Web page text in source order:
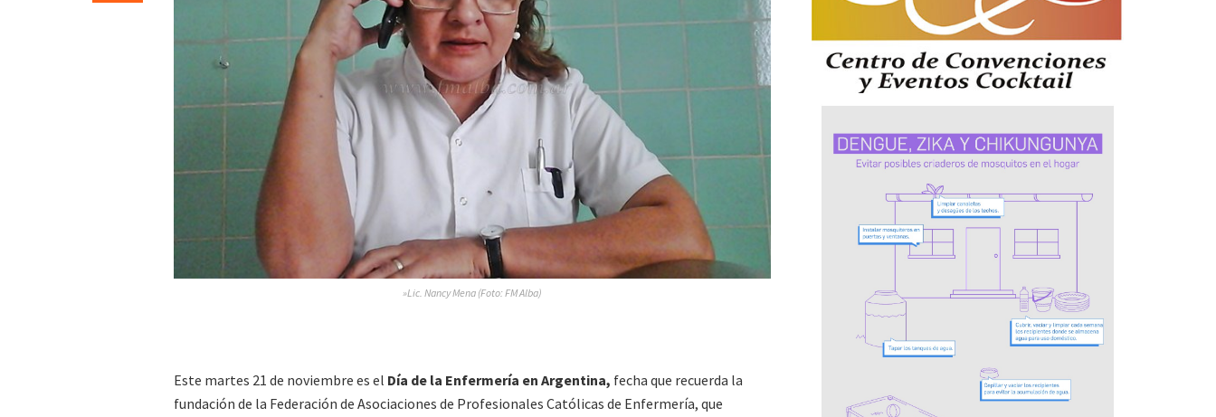
»Lic. Nancy Mena (Foto: FM Alba)
Este martes 21 de noviembre es el Día de la Enfermería en Argentina, fecha que recuerda la
fundación de la Federación de Asociaciones de Profesionales Católicas de Enfermería, que